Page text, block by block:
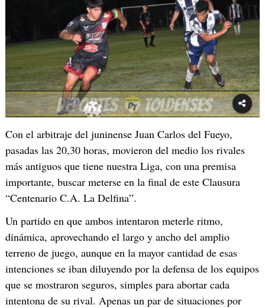
Con el arbitraje del juninense Juan Carlos del Fueyo,
pasadas las 20,30 horas, movieron del medio los rivales
más antiguos que tiene nuestra Liga, con una premisa
importante, buscar meterse en la final de este Clausura
“Centenario C.A. La Delfina”.
Un partido en que ambos intentaron meterle ritmo,
dinámica, aprovechando el largo y ancho del amplio
terreno de juego, aunque en la mayor cantidad de esas
intenciones se iban diluyendo por la defensa de los equipos
que se mostraron seguros, simples para abortar cada
intentona de su rival. Apenas un par de situaciones por